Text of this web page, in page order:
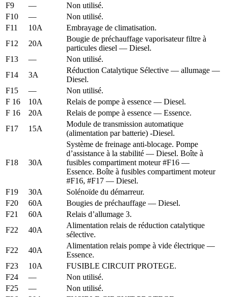
F9
—
Non utilisé.
F10
—
Non utilisé.
F11
10A
Embrayage de climatisation.
F12
20A
Bougie de préchauffage vaporisateur filtre à
particules diesel — Diesel.
F13
—
Non utilisé.
F14
3A
Réduction Catalytique Sélective — allumage —
Diesel.
F15
—
Non utilisé.
F 16
10A
Relais de pompe à essence — Diesel.
F 16
20A
Relais de pompe à essence — Essence.
F17
15A
Module de transmission automatique
(alimentation par batterie) -Diesel.
F18 30A
Système de freinage anti-blocage. Pompe
d’assistance à la stabilité — Diesel. Boîte à
fusibles compartiment moteur #F16 —
Essence. Boîte à fusibles compartiment moteur
#F16, #F17 — Diesel.
F19
30A
Solénoïde du démarreur.
F20
60A
Bougies de préchauffage — Diesel.
F21
60A
Relais d’allumage 3.
F22
40A
Alimentation relais de réduction catalytique
sélective.
F22
40A
Alimentation relais pompe à vide électrique —
Essence.
F23
10A
FUSIBLE CIRCUIT PROTEGE.
F24
—
Non utilisé.
F25
—
Non utilisé.